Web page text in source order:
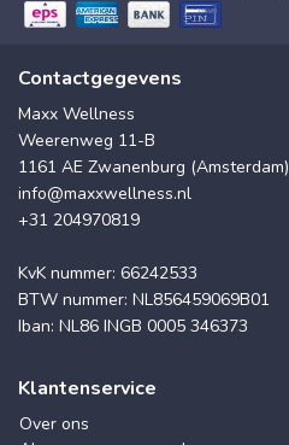
Contactgegevens
Maxx Wellness
Weerenweg 11-B
1161 AE Zwanenburg (Amsterdam)
info@maxxwellness.nl
+31 204970819
KvK nummer: 66242533
BTW nummer: NL856459069B01
Iban: NL86 INGB 0005 346373
Klantenservice
Over ons